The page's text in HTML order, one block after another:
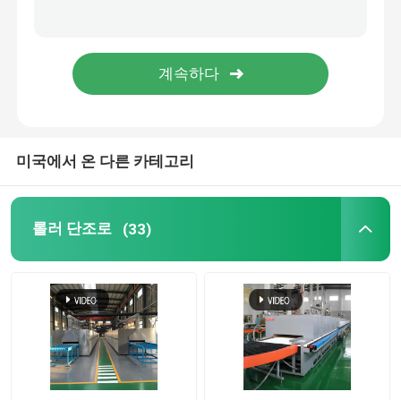
튜브 로
셔틀 킬른
환경 박스 로
소둔로
미국에서 온 다른 카테고리
롤러 단조로 (33)